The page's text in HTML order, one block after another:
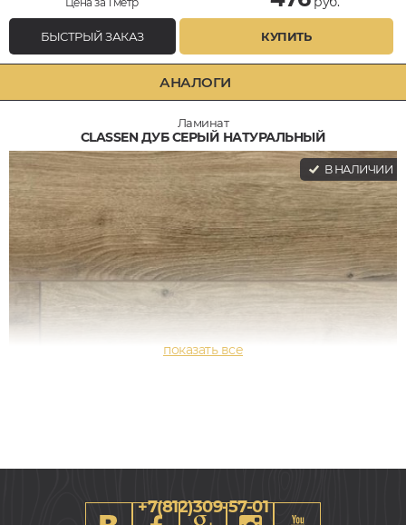
БЫСТРЫЙ ЗАКАЗ КУПИТЬ
АНАЛОГИ
Ламинат
CLASSEN ДУБ СЕРЫЙ НАТУРАЛЬНЫЙ
В НАЛИЧИИ
+7(812)309-57-01